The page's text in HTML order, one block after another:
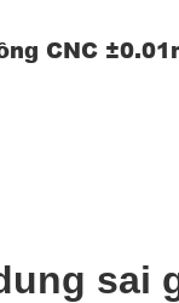
CNC
sai